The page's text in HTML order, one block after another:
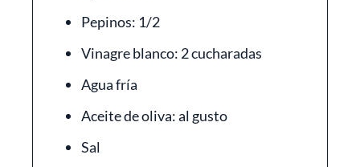
Pepinos: 1/2
Vinagre blanco: 2 cucharadas
Agua fría
Aceite de oliva: al gusto
Sal